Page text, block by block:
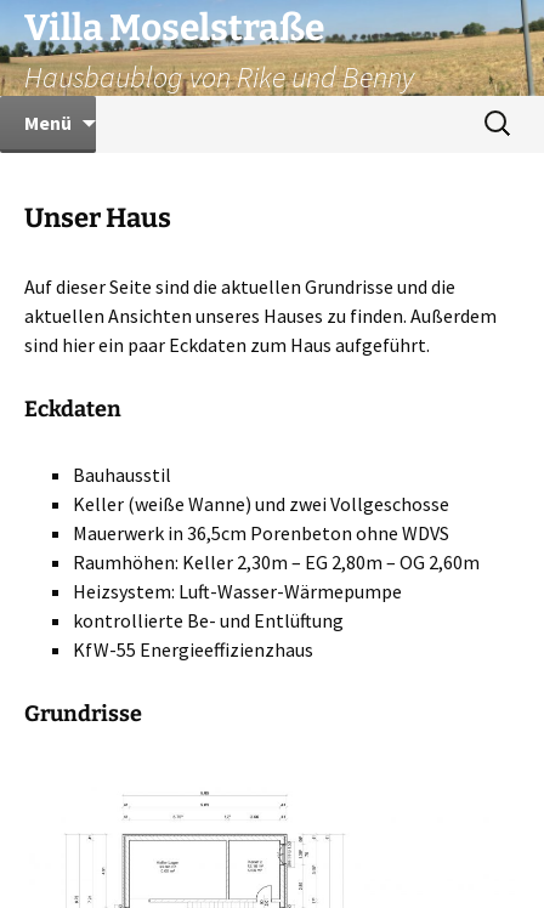
Zum
Inhalt
springen
Villa Moselstraße
Hausbaublog von Rike und Benny
Menü
Suchen
nach:
Unser Haus
Auf dieser Seite sind die aktuellen Grundrisse und die
aktuellen Ansichten unseres Hauses zu finden. Außerdem
sind hier ein paar Eckdaten zum Haus aufgeführt.
Eckdaten
Bauhausstil
Keller (weiße Wanne) und zwei Vollgeschosse
Mauerwerk in 36,5cm Porenbeton ohne WDVS
Raumhöhen: Keller 2,30m – EG 2,80m – OG 2,60m
Heizsystem: Luft-Wasser-Wärmepumpe
kontrollierte Be- und Entlüftung
KfW-55 Energieeffizienzhaus
Grundrisse